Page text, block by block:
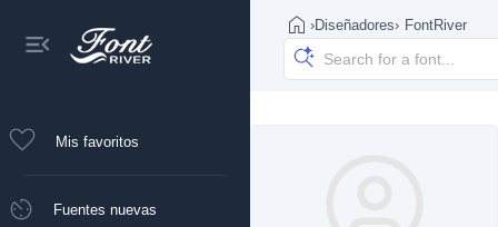
Mis favoritos
Fuentes nuevas
›Diseñadores› FontRiver